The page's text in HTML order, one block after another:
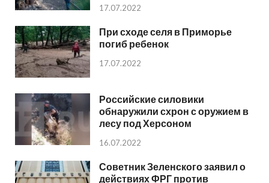
17.07.2022
При сходе селя в Приморье
погиб ребенок
17.07.2022
Российские силовики
обнаружили схрон с оружием в
лесу под Херсоном
16.07.2022
Советник Зеленского заявил о
действиях ФРГ против